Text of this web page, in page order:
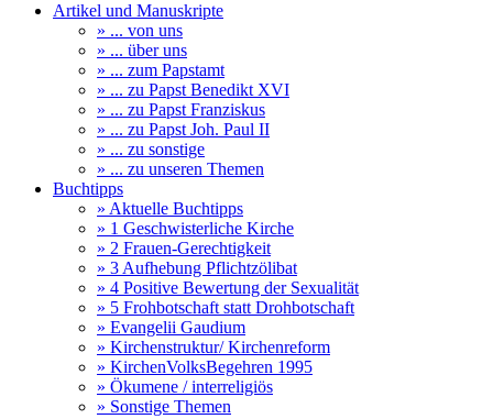
Artikel und Manuskripte
» ... von uns
» ... über uns
» ... zum Papstamt
» ... zu Papst Benedikt XVI
» ... zu Papst Franziskus
» ... zu Papst Joh. Paul II
» ... zu sonstige
» ... zu unseren Themen
Buchtipps
» Aktuelle Buchtipps
» 1 Geschwisterliche Kirche
» 2 Frauen-Gerechtigkeit
» 3 Aufhebung Pflichtzölibat
» 4 Positive Bewertung der Sexualität
» 5 Frohbotschaft statt Drohbotschaft
» Evangelii Gaudium
» Kirchenstruktur/ Kirchenreform
» KirchenVolksBegehren 1995
» Ökumene / interreligiös
» Sonstige Themen